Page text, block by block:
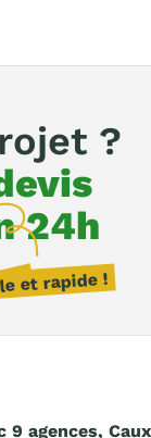
?
24h
9 agences,